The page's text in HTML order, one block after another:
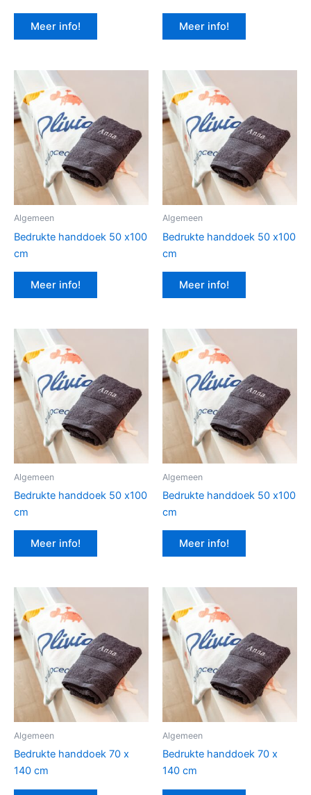
Meer info! Meer info!
Algemeen
Bedrukte handdoek 50 x100
cm
Meer info!
Algemeen
Bedrukte handdoek 50 x100
cm
Meer info!
Algemeen
Bedrukte handdoek 50 x100
cm
Meer info!
Algemeen
Bedrukte handdoek 50 x100
cm
Meer info!
Algemeen
Bedrukte handdoek 70 x
140 cm
Algemeen
Bedrukte handdoek 70 x
140 cm